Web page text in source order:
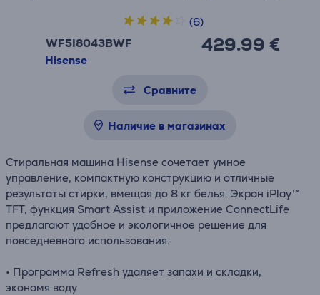
WF5I8043BWF
Hisense
429.99 €
(6)
Сравните
Наличие в магазинах
Стиральная машина Hisense сочетает умное
управление, компактную конструкцию и отличные
результаты стирки, вмещая до 8 кг белья. Экран iPlay™
TFT, функция Smart Assist и приложение ConnectLife
предлагают удобное и экологичное решение для
повседневного использования.
• Программа Refresh удаляет запахи и складки,
экономя воду